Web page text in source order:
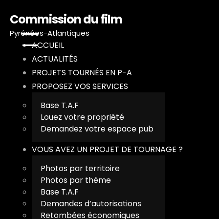
Commission du film
Pyrénées-Atlantiques
ACCUEIL
ACTUALITÉS
PROJETS TOURNÉS EN P-A
PROPOSEZ VOS SERVICES
Base T.A.F
Louez votre propriété
Demandez votre espace pub
VOUS AVEZ UN PROJET DE TOURNAGE ?
Photos par territoire
Photos par thème
Base T.A.F
Demandes d’autorisations
Retombées économiques